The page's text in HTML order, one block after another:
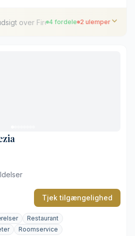
over Firenzes skyline
4 fordele 2 ulemper
Tjek tilgængelighed
Restaurant
Roomservice